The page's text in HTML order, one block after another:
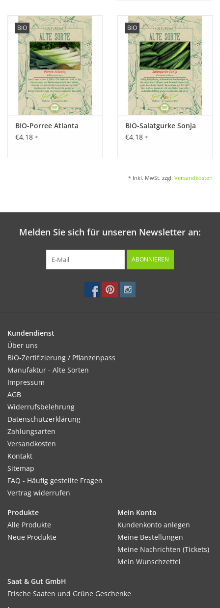
BIO
BIO-Porree Atlanta
€4,18 *
BIO
BIO-Salatgurke Sonja
€4,18 *
* Inkl. MwSt. zzgl. Versandkosten
Melden Sie sich für unseren Newsletter an:
ABONNIEREN
Kundendienst
Über uns
BIO-Zertifizierung / Pflanzenpass
Manufaktur - Alte Sorten
Impressum
AGB
Widerrufsbelehrung
Datenschutzerklärung
Zahlungsarten
Versandkosten
Kontakt
Sitemap
FAQ - Häufig gestellte Fragen
Vertrag widerrufen
Produkte
Alle Produkte
Neue Produkte
Mein Konto
Kundenkonto anlegen
Meine Bestellungen
Meine Nachrichten (Tickets)
Mein Wunschzettel
Saat & Gut GmbH
Frische Saaten und Grüne Geschenke